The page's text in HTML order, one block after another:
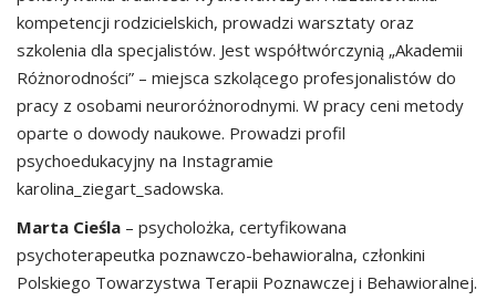
kompetencji rodzicielskich, prowadzi warsztaty oraz
szkolenia dla specjalistów. Jest współtwórczynią „Akademii
Różnorodności” – miejsca szkolącego profesjonalistów do
pracy z osobami neuroróżnorodnymi. W pracy ceni metody
oparte o dowody naukowe. Prowadzi profil
psychoedukacyjny na Instagramie
karolina_ziegart_sadowska.
Marta Cieśla – psycholożka, certyfikowana
psychoterapeutka poznawczo-behawioralna, członkini
Polskiego Towarzystwa Terapii Poznawczej i Behawioralnej.